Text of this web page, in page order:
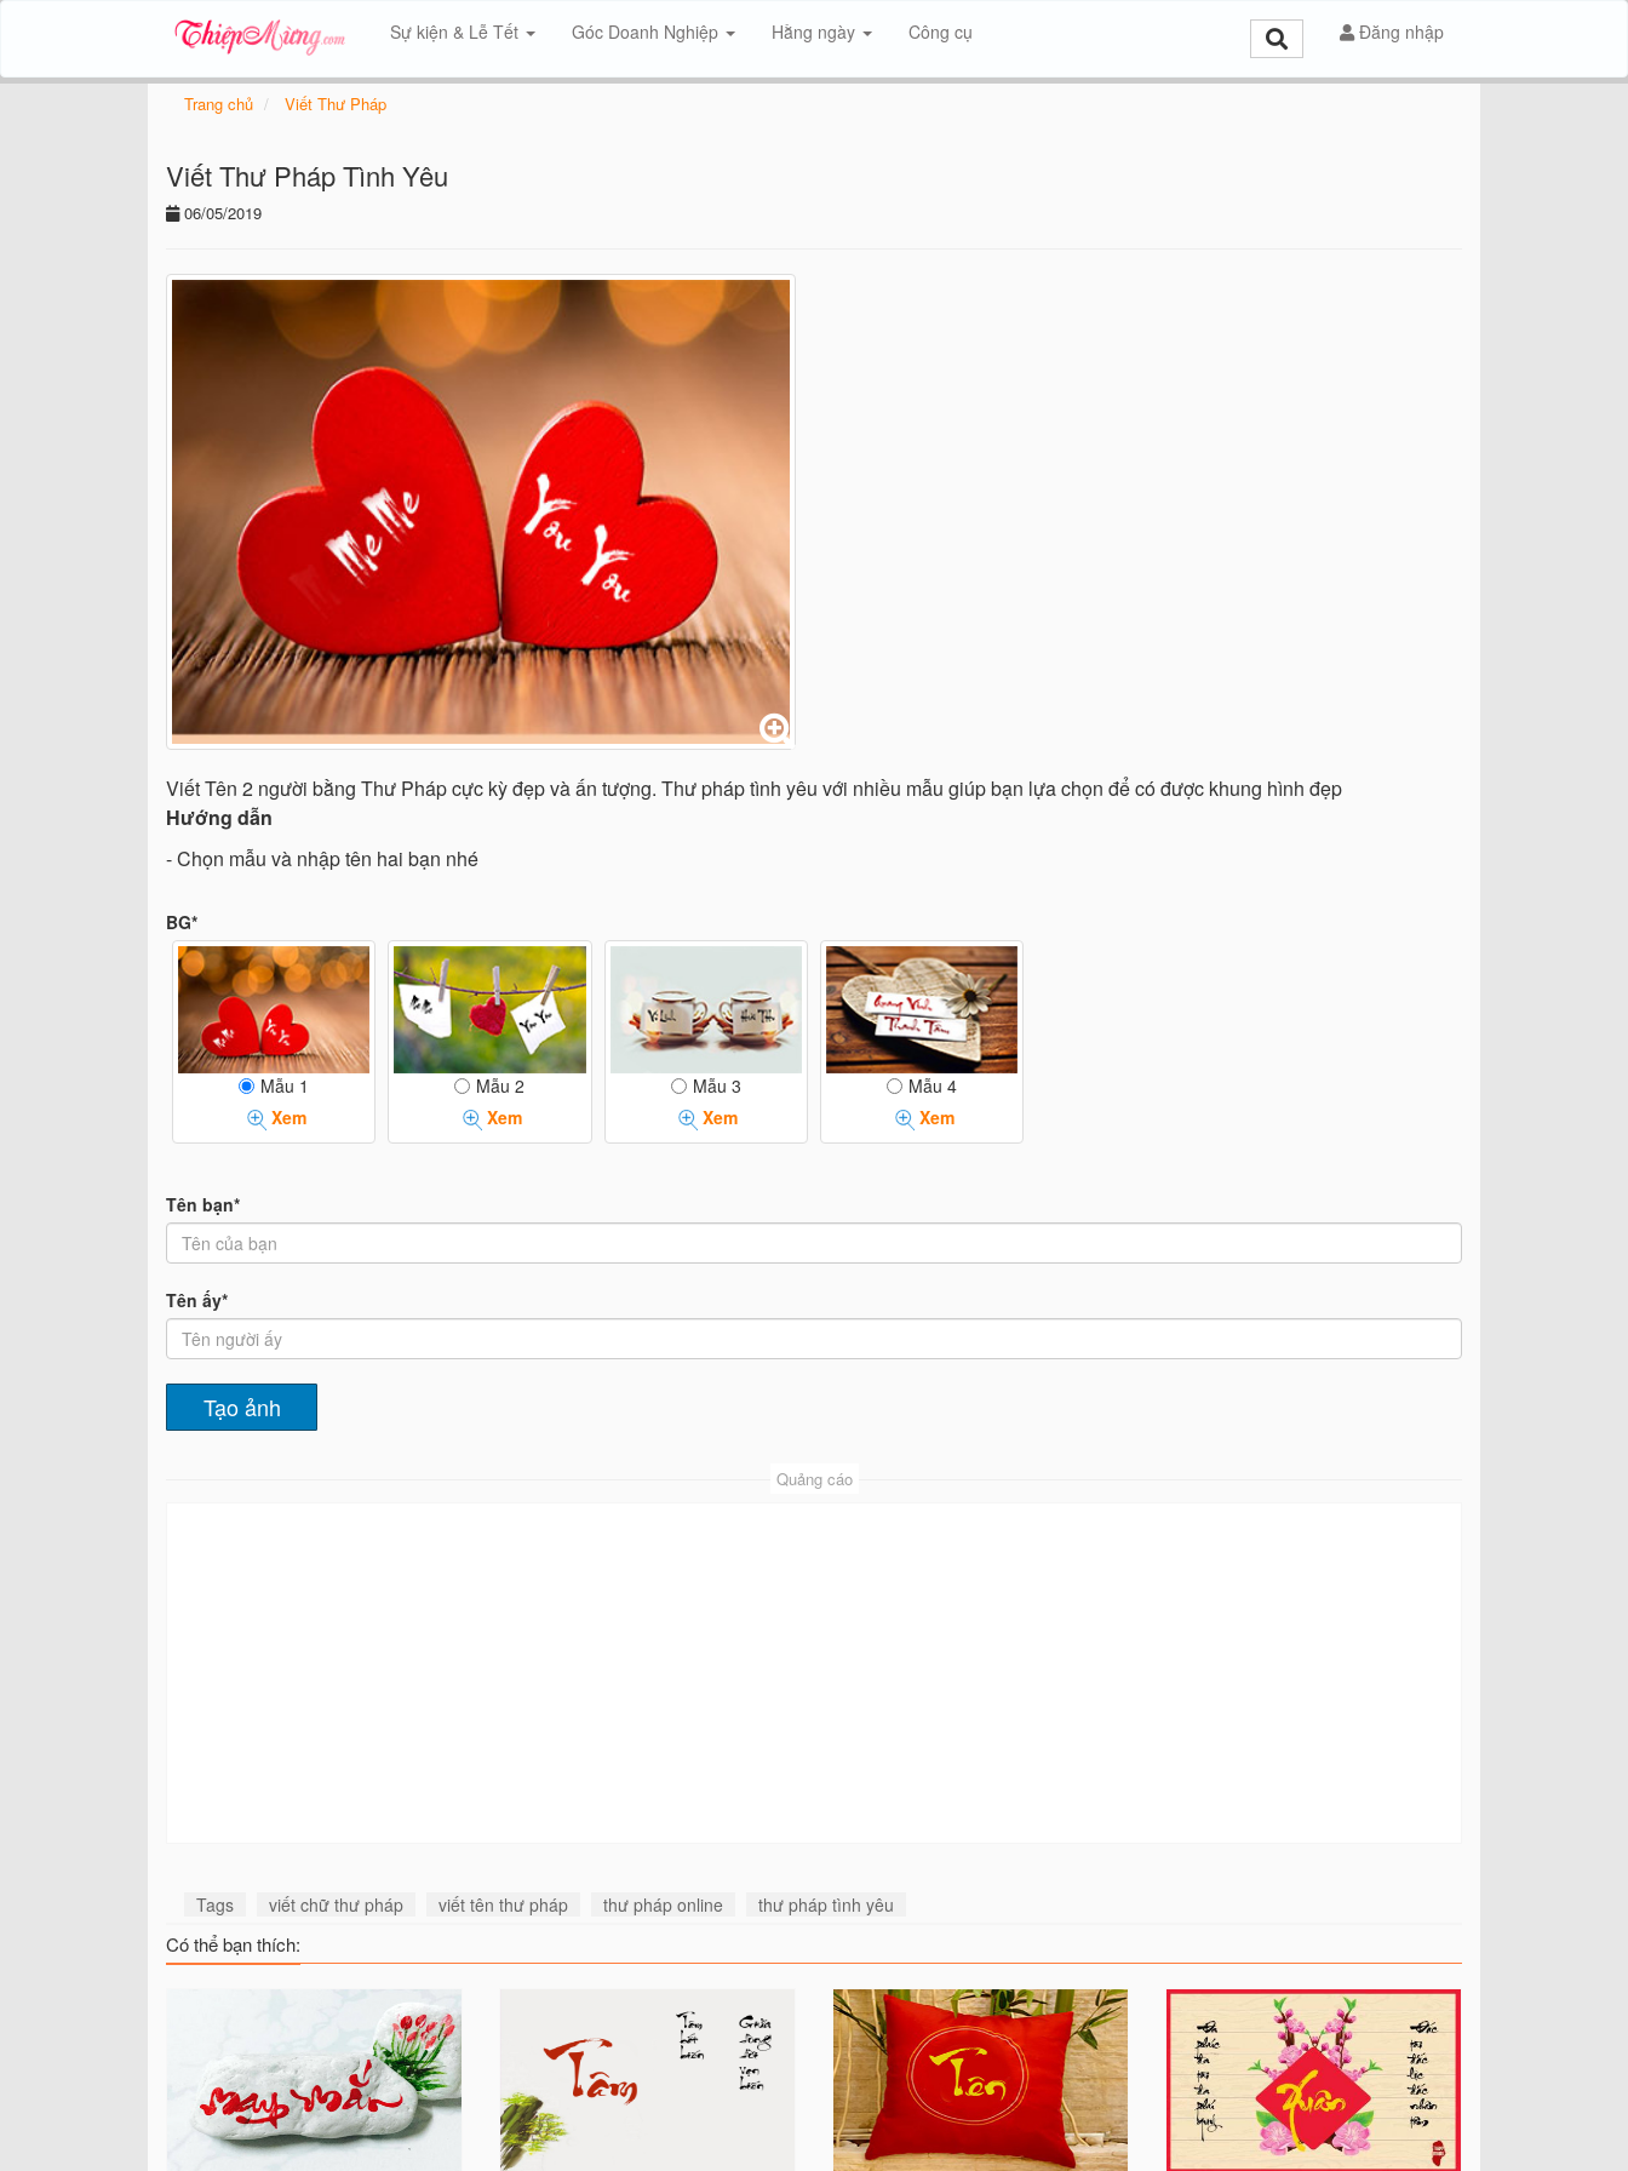
Sự kiện & Lễ Tết Góc Doanh Nghiệp Hằng ngày Công cụ Đăng nhập
Trang chủ Viết Thư Pháp
Viết Thư Pháp Tình Yêu
06/05/2019
Viết Tên 2 người bằng Thư Pháp cực kỳ đẹp và ấn tượng. Thư pháp tình yêu với nhiều mẫu giúp bạn lựa chọn để có được khung hình đẹp
Hướng dẫn
- Chọn mẫu và nhập tên hai bạn nhé
BG*
Mẫu 1
Xem
Mẫu 2
Xem
Mẫu 3
Xem
Mẫu 4
Xem
Tên bạn*
Tên ấy*
Quảng cáo
Tags viết chữ thư pháp viết tên thư pháp thư pháp online thư pháp tình yêu
Có thể bạn thích: